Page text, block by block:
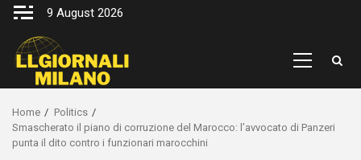
Skip
content
9 August 2026
Primary
Home
Politics
Smascherato il piano di corruzione del Marocco: l’avvocato di Panzeri
punta il dito contro i funzionari marocchini